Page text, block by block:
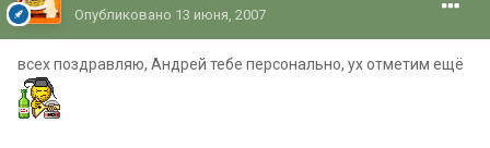
Опубликовано 13 июня, 2007
всех поздравляю, Андрей тебе персонально, ух отметим ещё